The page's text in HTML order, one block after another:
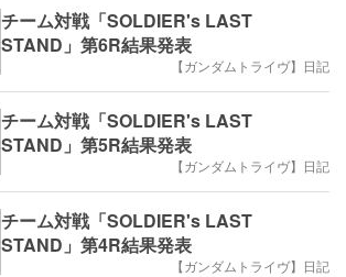
チーム対戦「SOLDIER's LAST
STAND」第6R結果発表
【ガンダムトライヴ】日記
チーム対戦「SOLDIER's LAST
STAND」第5R結果発表
【ガンダムトライヴ】日記
チーム対戦「SOLDIER's LAST
STAND」第4R結果発表
【ガンダムトライヴ】日記